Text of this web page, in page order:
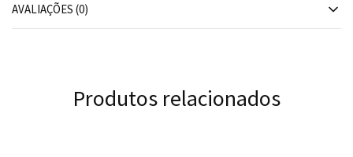
AVALIAÇÕES (0)
Produtos relacionados